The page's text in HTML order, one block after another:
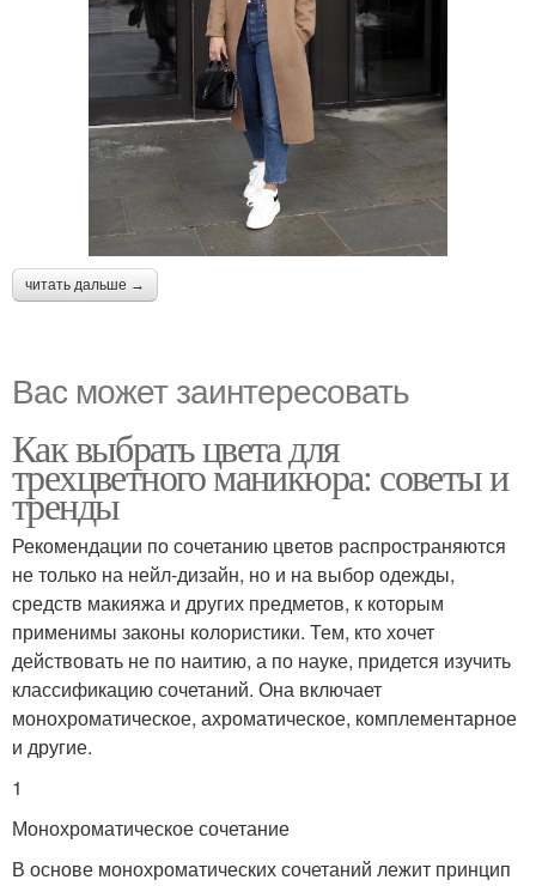
читать дальше →
Вас может заинтересовать
Как выбрать цвета для
трехцветного маникюра: советы и
тренды
Рекомендации по сочетанию цветов распространяются
не только на нейл-дизайн, но и на выбор одежды,
средств макияжа и других предметов, к которым
применимы законы колористики. Тем, кто хочет
действовать не по наитию, а по науке, придется изучить
классификацию сочетаний. Она включает
монохроматическое, ахроматическое, комплементарное
и другие.
1
Монохроматическое сочетание
В основе монохроматических сочетаний лежит принцип